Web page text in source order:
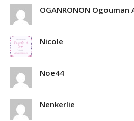
OGANRONON Ogouman
Nicole
Noe44
Nenkerlie